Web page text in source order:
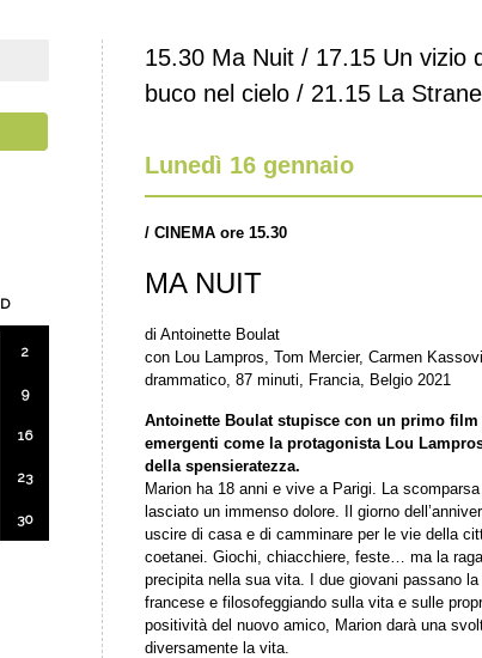
15.30 Ma Nuit / 17.15 Un vizio
buco nel cielo / 21.15 La
Lunedì 16 gennaio
/ CINEMA ore 15.30
MA NUIT
di Antoinette Boulat
con Lou Lampros, Tom Mercier, Carmen
drammatico, 87 minuti, Francia, Belgio 2021
Antoinette Boulat stupisce con un primo
emergenti come la protagonista Lou
della spensieratezza.
Marion ha 18 anni e vive a Parigi. La
lasciato un immenso dolore. Il giorno
uscire di casa e di camminare per le vie della
coetanei. Giochi, chiacchiere, feste… ma la
precipita nella sua vita. I due giovani passano
francese e filosofeggiando sulla vita e sulle
positività del nuovo amico, Marion darà una
diversamente la vita.
D
2
9
16
23
30